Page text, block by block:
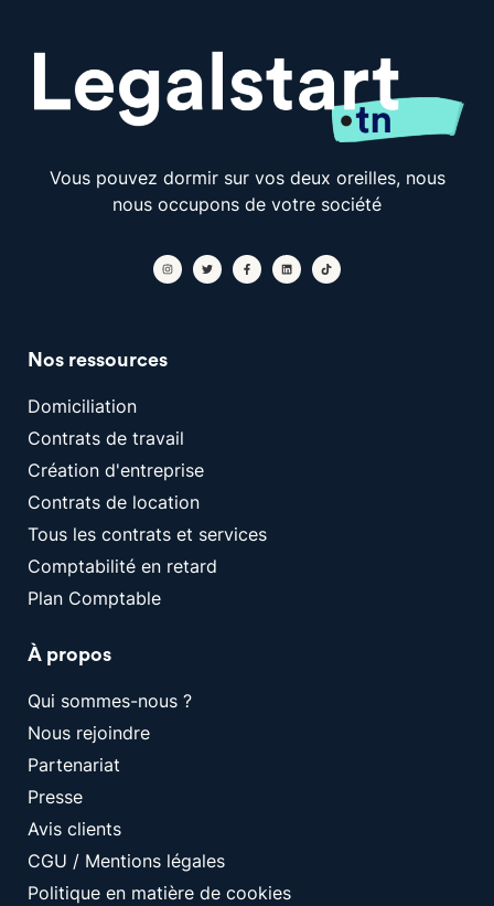
Vous pouvez dormir sur vos deux oreilles, nous
nous occupons de votre société
Nos ressources
Domiciliation
Contrats de travail
Création d'entreprise
Contrats de location
Tous les contrats et services
Comptabilité en retard
Plan Comptable
À propos
Qui sommes-nous ?
Nous rejoindre
Partenariat
Presse
Avis clients
CGU / Mentions légales
Politique en matière de cookies